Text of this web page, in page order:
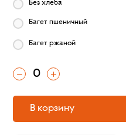
Без хлеба
Багет пшеничный
Багет ржаной
0
В корзину